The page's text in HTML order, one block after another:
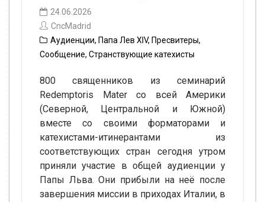
24.06.2026
CncMadrid
Аудиенции, Папа Лев XIV, Пресвитеры,
Сообщение, Странствующие катехисты
800 священников из семинарий
Redemptoris Mater со всей Америки
(Северной, Центральной и Южной)
вместе со своими форматорами и
катехистами-итинерантами из
соответствующих стран сегодня утром
приняли участие в общей аудиенции у
Папы Льва. Они прибыли на неё после
завершения миссии в приходах Италии, в